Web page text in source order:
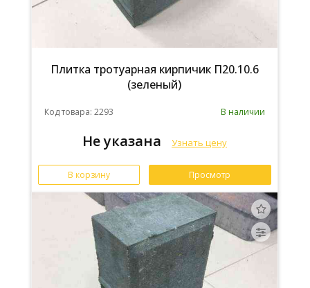
Плитка тротуарная кирпичик П20.10.6
(зеленый)
Код товара: 2293 В наличии
Не указана Узнать цену
В корзину Просмотр